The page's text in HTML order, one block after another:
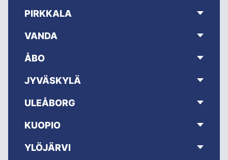
PIRKKALA
VANDA
ÅBO
JYVÄSKYLÄ
ULEÅBORG
KUOPIO
YLÖJÄRVI